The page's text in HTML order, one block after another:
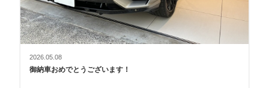
2026.05.08
御納車おめでとうございます！